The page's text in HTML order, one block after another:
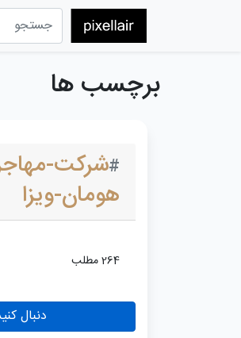
برچسب ها
#شرکت-
هومان-ویزا
264 مطلب
دنبال